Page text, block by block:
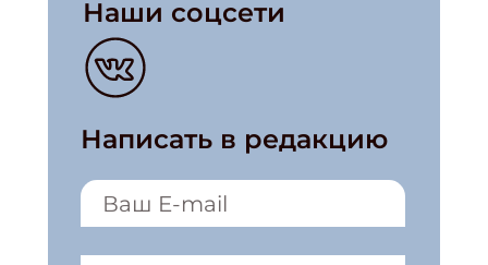
Наши соцсети
Написать в редакцию